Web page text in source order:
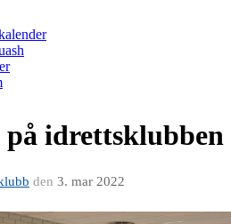
idrettsklubben
den 3. mar 2022